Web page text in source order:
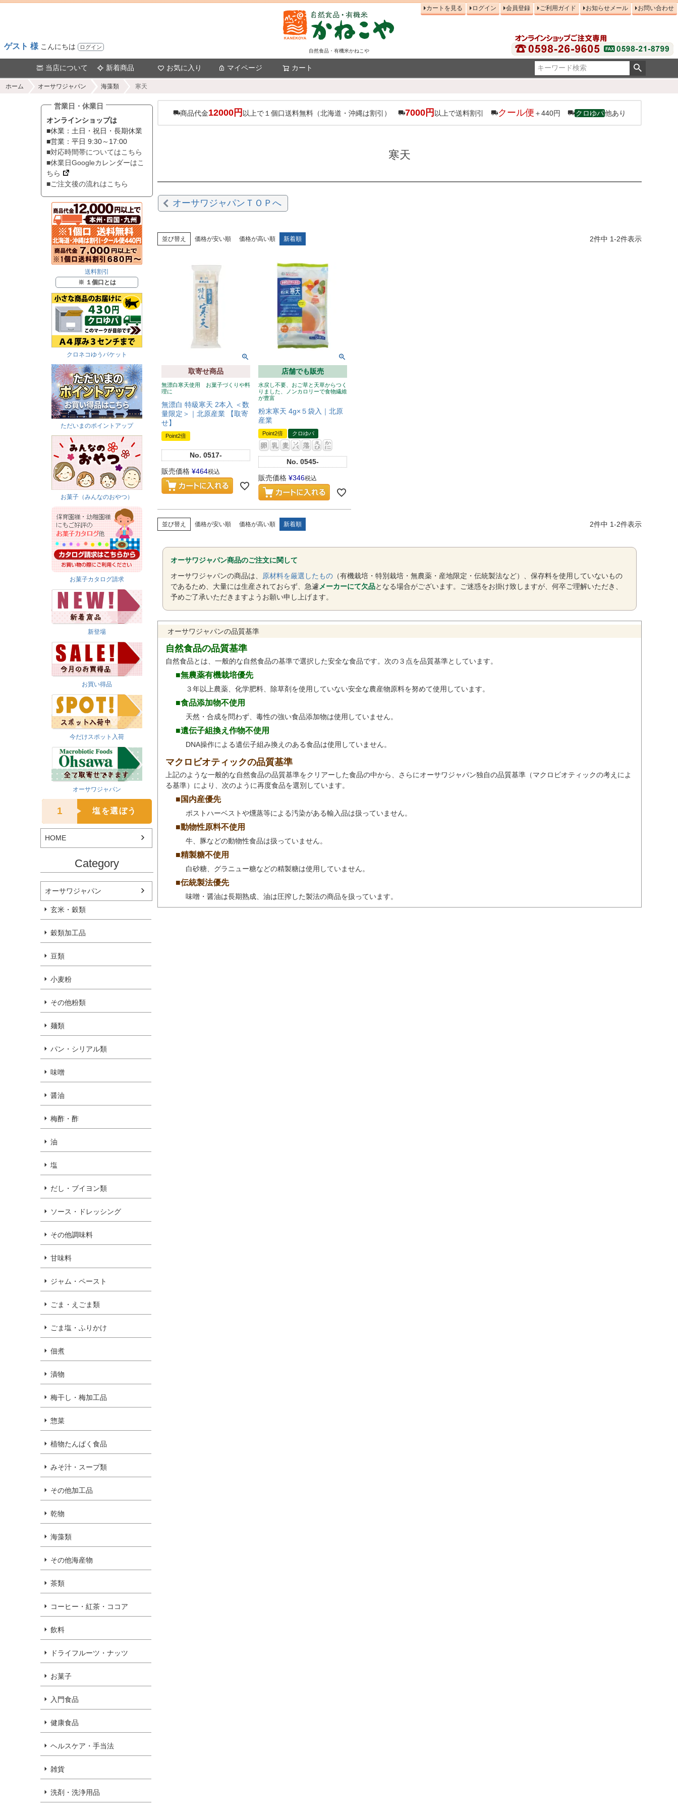
ゲスト 様 こんにちは ログイン
自然食品・有機米かねこや
カートを見る ログイン 会員登録 ご利用ガイド お知らせメール お問い合わせ
当店について 新着商品 お気に入り マイページ カート
ホーム オーサワジャパン 海藻類 寒天
営業日・休業日
オンラインショップは
■休業：土日・祝日・長期休業
■営業：平日 9:30～17:00
■対応時間帯についてはこちら
■休業日Googleカレンダーはこ
ちら
■ご注文後の流れはこちら
送料割引
※ １個口とは
クロネコゆうパケット
ただいまのポイントアップ
お菓子（みんなのおやつ）
お菓子カタログ請求
新登場
お買い得品
今だけスポット入荷
オーサワジャパン
1 塩を選ぼう
HOME
Category
オーサワジャパン
玄米・穀類
穀類加工品
豆類
小麦粉
その他粉類
麺類
パン・シリアル類
味噌
醤油
梅酢・酢
油
塩
だし・ブイヨン類
ソース・ドレッシング
その他調味料
甘味料
ジャム・ペースト
ごま・えごま類
ごま塩・ふりかけ
佃煮
漬物
梅干し・梅加工品
惣菜
植物たんぱく食品
みそ汁・スープ類
その他加工品
乾物
海藻類
その他海産物
茶類
コーヒー・紅茶・ココア
飲料
ドライフルーツ・ナッツ
お菓子
入門食品
健康食品
ヘルスケア・手当法
雑貨
洗剤・洗浄用品
商品代金12000円 以上で１個口送料無料（北海道・沖縄は割引） 7000円 以上で送料割引 クール便 ＋440円 クロゆパ他あり
寒天
オーサワジャパンＴＯＰへ
並び替え 価格が安い順 価格が高い順 新着順 2件中 1-2件表示
取寄せ商品
無漂白寒天使用 お菓子づくりや料
理に
無漂白 特級寒天 2本入 ＜数
量限定＞｜北原産業 【取寄
せ】
Point2倍
No. 0517-
販売価格 ¥464税込
店舗でも販売
水戻し不要、おご草と天草からつく
りました、ノンカロリーで食物繊維
が豊富
粉末寒天 4g×５袋入｜北原
産業
Point2倍 クロゆパ
No. 0545-
販売価格 ¥346税込
並び替え 価格が安い順 価格が高い順 新着順 2件中 1-2件表示
オーサワジャパン商品のご注文に関して
オーサワジャパンの商品は、
原材料を厳選したもの （有機栽培・特別栽培・無農薬・産地限定・伝統製法など）、保存料を使用していないもの
であるため、大量には生産されておらず、急遽 メーカーにて欠品となる場合がございます。ご迷惑をお掛け致しますが、何卒ご理解いただき、
予めご了承いただきますようお願い申し上げます。
オーサワジャパンの品質基準
自然食品の品質基準
自然食品とは、一般的な自然食品の基準で選択した安全な食品です。次の３点を品質基準としています。
■無農薬有機栽培優先
３年以上農薬、化学肥料、除草剤を使用していない安全な農産物原料を努めて使用しています。
■食品添加物不使用
天然・合成を問わず、毒性の強い食品添加物は使用していません。
■遺伝子組換え作物不使用
DNA操作による遺伝子組み換えのある食品は使用していません。
マクロビオティックの品質基準
上記のような一般的な自然食品の品質基準をクリアーした食品の中から、さらにオーサワジャパン独自の品質基準（マクロビオティックの考えによ
る基準）により、次のように再度食品を選別しています。
■国内産優先
ポストハーベストや燻蒸等による汚染がある輸入品は扱っていません。
■動物性原料不使用
牛、豚などの動物性食品は扱っていません。
■精製糖不使用
白砂糖、グラニュー糖などの精製糖は使用していません。
■伝統製法優先
味噌・醤油は長期熟成、油は圧搾した製法の商品を扱っています。